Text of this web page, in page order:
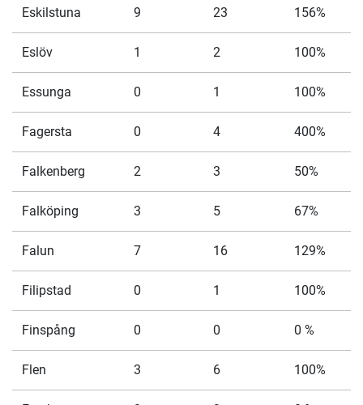
Eskilstuna 9 23 156%
Eslöv 1 2 100%
Essunga 0 1 100%
Fagersta 0 4 400%
Falkenberg 2 3 50%
Falköping 3 5 67%
Falun 7 16 129%
Filipstad 0 1 100%
Finspång 0 0 0 %
Flen 3 6 100%